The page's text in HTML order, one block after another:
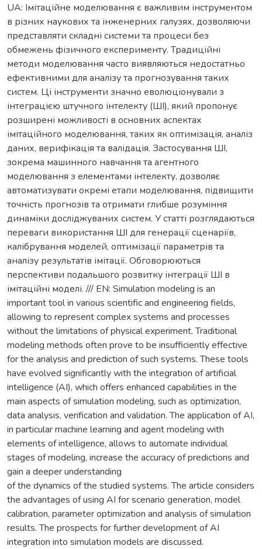
UA: Імітаційне моделювання є важливим інструментом
в різних наукових та інженерних галузях, дозволяючи
представляти складні системи та процеси без
обмежень фізичного експерименту. Традиційні
методи моделювання часто виявляються недостатньо
ефективними для аналізу та прогнозування таких
систем. Ці інструменти значно еволюціонували з
інтеграцією штучного інтелекту (ШІ), який пропонує
розширені можливості в основних аспектах
імітаційного моделювання, таких як оптимізація, аналіз
даних, верифікація та валідація. Застосування ШІ,
зокрема машинного навчання та агентного
моделювання з елементами інтелекту, дозволяє
автоматизувати окремі етапи моделювання, підвищити
точність прогнозів та отримати глибше розуміння
динаміки досліджуваних систем. У статті розглядаються
переваги використання ШІ для генерації сценаріїв,
калібрування моделей, оптимізації параметрів та
аналізу результатів імітації. Обговорюються
перспективи подальшого розвитку інтеграції ШІ в
імітаційні моделі. /// EN: Simulation modeling is an
important tool in various scientific and engineering fields,
allowing to represent complex systems and processes
without the limitations of physical experiment. Traditional
modeling methods often prove to be insufficiently effective
for the analysis and prediction of such systems. These tools
have evolved significantly with the integration of artificial
intelligence (AI), which offers enhanced capabilities in the
main aspects of simulation modeling, such as optimization,
data analysis, verification and validation. The application of AI,
in particular machine learning and agent modeling with
elements of intelligence, allows to automate individual
stages of modeling, increase the accuracy of predictions and
gain a deeper understanding
of the dynamics of the studied systems. The article considers
the advantages of using AI for scenario generation, model
calibration, parameter optimization and analysis of simulation
results. The prospects for further development of AI
integration into simulation models are discussed.